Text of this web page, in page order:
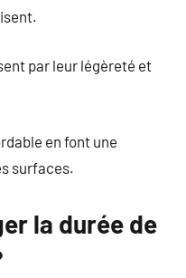
par leur légèreté et
en font une
surfaces.
la durée de